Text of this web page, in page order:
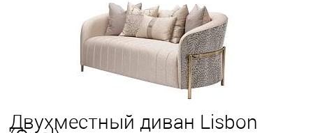
Двухместный диван Lisbon